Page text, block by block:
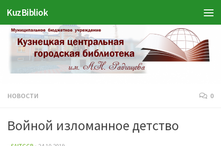
Перейти к содержимому
KuzBibliok
НОВОСТИ 0
Войной изломанное детство